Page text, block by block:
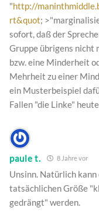
"http://
rt&quot;
sofort, daß der
Gruppe übrigens nicht
bzw. eine Minderheit
Mehrheit zu einer
ein Musterbeispiel
Fallen "die Linke"
paule t. 8 Jahre vor
Unsinn. Natürlich
tatsächlichen Größe
gedrängt" werden.